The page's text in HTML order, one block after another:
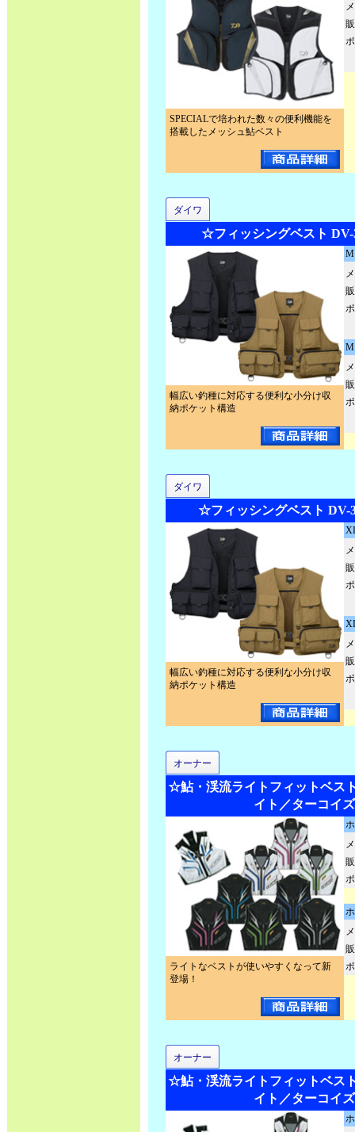
SPECIALで培われた数々の便利機能を
搭載したメッシュ鮎ベスト
ダイワ
☆フィッシングベスト DV-
幅広い釣種に対応する便利な小分け収
納ポケット構造
ダイワ
☆フィッシングベスト DV-
幅広い釣種に対応する便利な小分け収
納ポケット構造
オーナー
☆鮎・渓流ライトフィットベス
イト／ターコイ
ライトなベストが使いやすくなって新
登場！
オーナー
☆鮎・渓流ライトフィットベス
イト／ターコイ